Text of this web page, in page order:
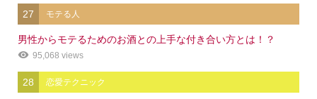
27 モテる人
男性からモテるためのお酒との上手な付き合い方とは！？
95,068 views
28 恋愛テクニック